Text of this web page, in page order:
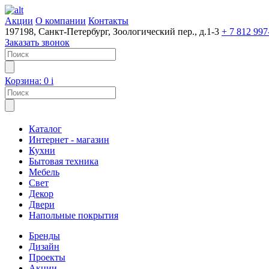
Акции О компании Контакты
197198, Санкт-Петербург, Зоологический пер., д.1-3 + 7 812
Заказать звонок
Корзина: 0 i
Каталог
Интернет - магазин
Кухни
Бытовая техника
Мебель
Свет
Декор
Двери
Напольные покрытия
Бренды
Дизайн
Проекты